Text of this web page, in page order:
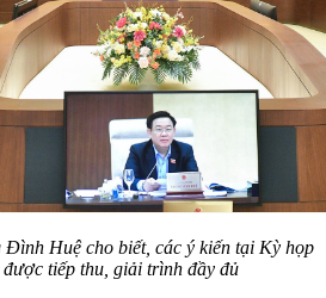
Huệ cho biết, các ý kiến tại Kỳ họp
tiếp thu, giải trình đầy đủ